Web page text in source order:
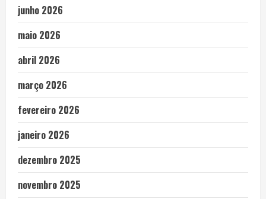
junho 2026
maio 2026
abril 2026
março 2026
fevereiro 2026
janeiro 2026
dezembro 2025
novembro 2025